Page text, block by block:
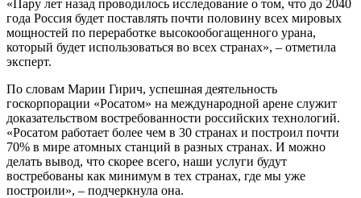
«Пару лет назад проводилось исследование о том, что до 2040
года Россия будет поставлять почти половину всех мировых
мощностей по переработке высокообогащенного урана,
который будет использоваться во всех странах», – отметила
эксперт.
По словам Марии Гирич, успешная деятельность
госкорпорации «Росатом» на международной арене служит
доказательством востребованности российских технологий.
«Росатом работает более чем в 30 странах и построил почти
70% в мире атомных станций в разных странах. И можно
делать вывод, что скорее всего, наши услуги будут
востребованы как минимум в тех странах, где мы уже
построили», – подчеркнула она.